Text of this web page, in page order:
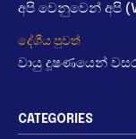
අපි වෙනුවෙන් අපි
දේශීය පුවත්
වායු දූෂණයෙන්
CATEGORIES